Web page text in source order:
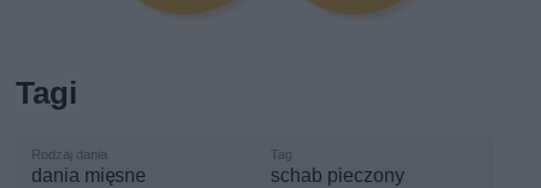
Tagi
dania mięsne schab pieczony